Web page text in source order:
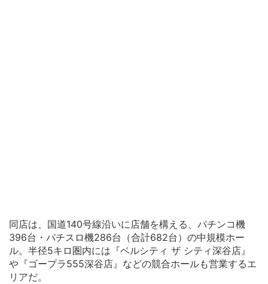
同店は、国道140号線沿いに店舗を構える、パチンコ機
396台・パチスロ機286台（合計682台）の中規模ホー
ル。半径5キロ圏内には『ベルシティ ザ シティ深谷店』
や『ゴープラ555深谷店』などの競合ホールも営業するエ
リアだ。